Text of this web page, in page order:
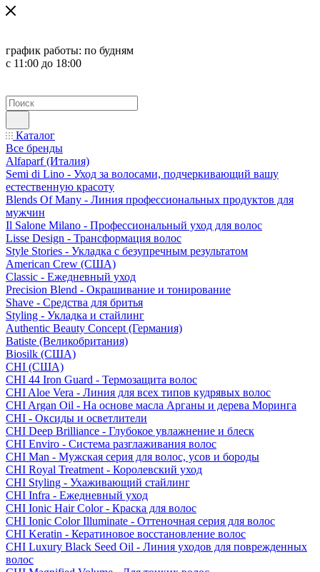
график работы: по будням
с 11:00 до 18:00
Каталог
Все бренды
Alfaparf (Италия)
Semi di Lino - Уход за волосами, подчеркивающий вашу
естественную красоту
Blends Of Many - Линия профессиональных продуктов для
мужчин
Il Salone Milano - Профессиональный уход для волос
Lisse Design - Трансформация волос
Style Stories - Укладка с безупречным результатом
American Crew (США)
Classic - Ежедневный уход
Precision Blend - Окрашивание и тонирование
Shave - Средства для бритья
Styling - Укладка и стайлинг
Authentic Beauty Concept (Германия)
Batiste (Великобритания)
Biosilk (США)
CHI (США)
CHI 44 Iron Guard - Термозащита волос
CHI Aloe Vera - Линия для всех типов кудрявых волос
CHI Argan Oil - На основе масла Арганы и дерева Моринга
CHI - Оксиды и осветлители
CHI Deep Brilliance - Глубокое увлажнение и блеск
CHI Enviro - Система разглаживания волос
CHI Man - Мужская серия для волос, усов и бороды
CHI Royal Treatment - Королевский уход
CHI Styling - Ухаживающий стайлинг
CHI Infra - Ежедневный уход
CHI Ionic Hair Color - Краска для волос
CHI Ionic Color Illuminate - Оттеночная серия для волос
CHI Keratin - Кератиновое восстановление волос
CHI Luxury Black Seed Oil - Линия уходов для поврежденных
волос